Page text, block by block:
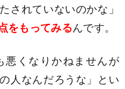
されていないのかな」
をもってみるんです。
悪くなりかねませんが
人なんだろうな」とい